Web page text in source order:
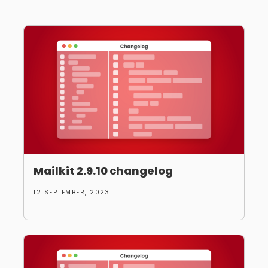
Mailkit 2.9.10 changelog
12 SEPTEMBER, 2023